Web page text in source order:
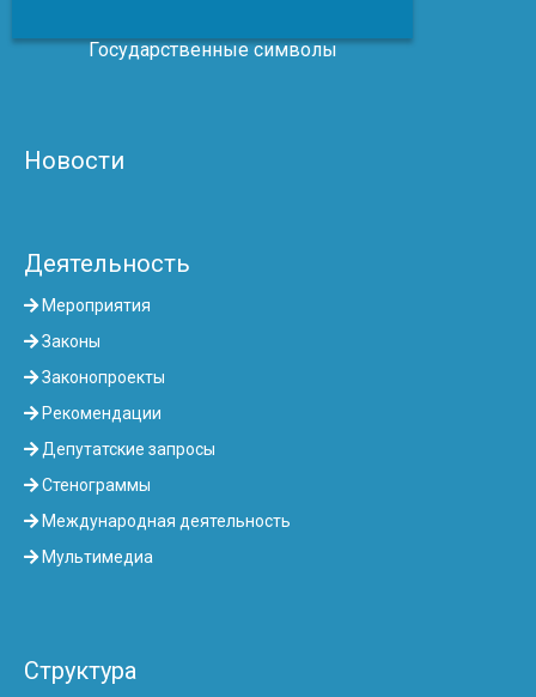
Государственные символы
Новости
Деятельность
Мероприятия
Законы
Законопроекты
Рекомендации
Депутатские запросы
Стенограммы
Международная деятельность
Мультимедиа
Структура